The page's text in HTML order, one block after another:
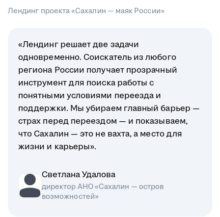
Лендинг проекта «Сахалин — маяк России»
«Лендинг решает две задачи
одновременно. Соискатель из любого
региона России получает прозрачный
инструмент для поиска работы с
понятными условиями переезда и
поддержки. Мы убираем главный барьер —
страх перед переездом — и показываем,
что Сахалин — это не вахта, а место для
жизни и карьеры».
Светлана Удалова
директор АНО «Сахалин — остров
возможностей»